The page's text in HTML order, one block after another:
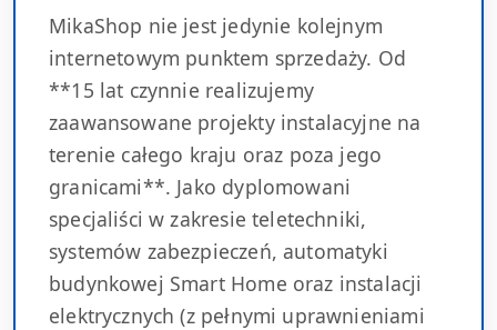
MikaShop nie jest jedynie kolejnym
internetowym punktem sprzedaży. Od
**15 lat czynnie realizujemy
zaawansowane projekty instalacyjne na
terenie całego kraju oraz poza jego
granicami**. Jako dyplomowani
specjaliści w zakresie teletechniki,
systemów zabezpieczeń, automatyki
budynkowej Smart Home oraz instalacji
elektrycznych (z pełnymi uprawnieniami